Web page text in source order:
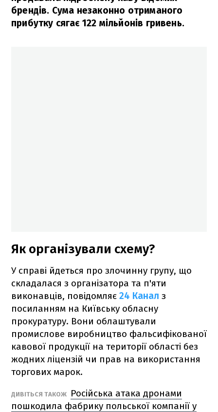
брендів. Сума незаконно отриманого
прибутку сягає 122 мільйонів гривень.
Як організували схему?
У справі йдеться про злочинну групу, що
складалася з організатора та п'яти
виконавців, повідомляє 24 Канал з
посиланням на Київську обласну
прокуратуру. Вони облаштували
промислове виробництво фальсифікованої
кавової продукції на території області без
жодних ліцензій чи прав на використання
торгових марок.
ДИВІТЬСЯ ТАКОЖ
Російська атака дронами
пошкодила фабрику польської компанії у